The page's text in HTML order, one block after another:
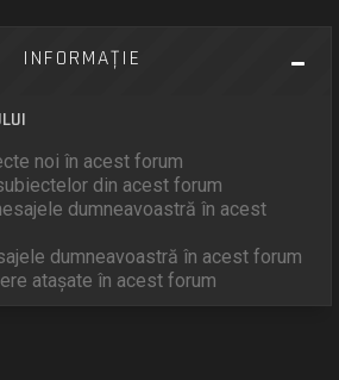
INFORMAŢIE
noi în acest forum
din acest forum
dumneavoastră în acest
dumneavoastră în acest forum
ataşate în acest forum